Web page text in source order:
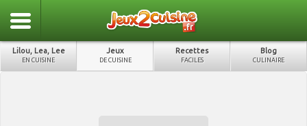
Lilou, Lea, Lee
EN CUISINE
Jeux
DE CUISINE
Recettes
FACILES
Blog
CULINAIRE